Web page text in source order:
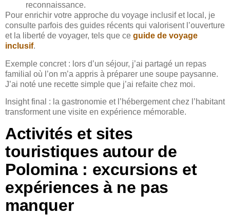
reconnaissance.
Pour enrichir votre approche du voyage inclusif et local, je
consulte parfois des guides récents qui valorisent l’ouverture
et la liberté de voyager, tels que ce guide de voyage
inclusif.
Exemple concret : lors d’un séjour, j’ai partagé un repas
familial où l’on m’a appris à préparer une soupe paysanne.
J’ai noté une recette simple que j’ai refaite chez moi.
Insight final : la gastronomie et l’hébergement chez l’habitant
transforment une visite en expérience mémorable.
Activités et sites
touristiques autour de
Polomina : excursions et
expériences à ne pas
manquer